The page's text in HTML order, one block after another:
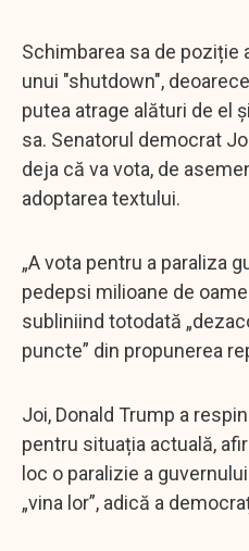
Schimbarea sa de poziție
unui "shutdown",
putea atrage alături de el
sa. Senatorul democrat
deja că va vota, de
adoptarea textului.
„A vota pentru a paraliza
pedepsi milioane de
subliniind totodată
puncte” din propunerea
Joi, Donald Trump a
pentru situația actuală,
loc o paralizie a
„vina lor”, adică a